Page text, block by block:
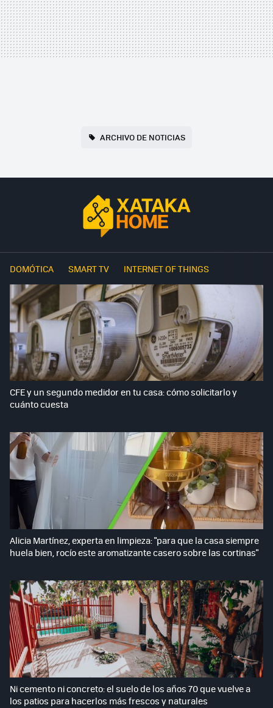
ARCHIVO DE NOTICIAS
DOMÓTICA SMART TV INTERNET OF THINGS
CFE y un segundo medidor en tu casa: cómo solicitarlo y
cuánto cuesta
Alicia Martínez, experta en limpieza: "para que la casa siempre
huela bien, rocío este aromatizante casero sobre las cortinas"
Ni cemento ni concreto: el suelo de los años 70 que vuelve a
los patios para hacerlos más frescos y naturales